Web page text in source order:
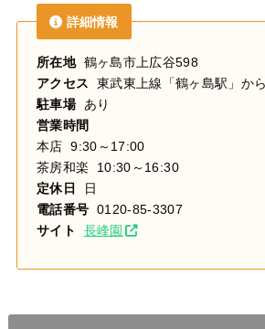
詳細情報
所在地鶴ヶ島市上広谷598
アクセス 東武東上線「鶴ヶ島駅」か
駐車場あり
営業時間
本店 9:30～17:00
茶房和楽 10:30～16:30
定休日
日
電話番号 0120-85-3307
サイト
長峰園